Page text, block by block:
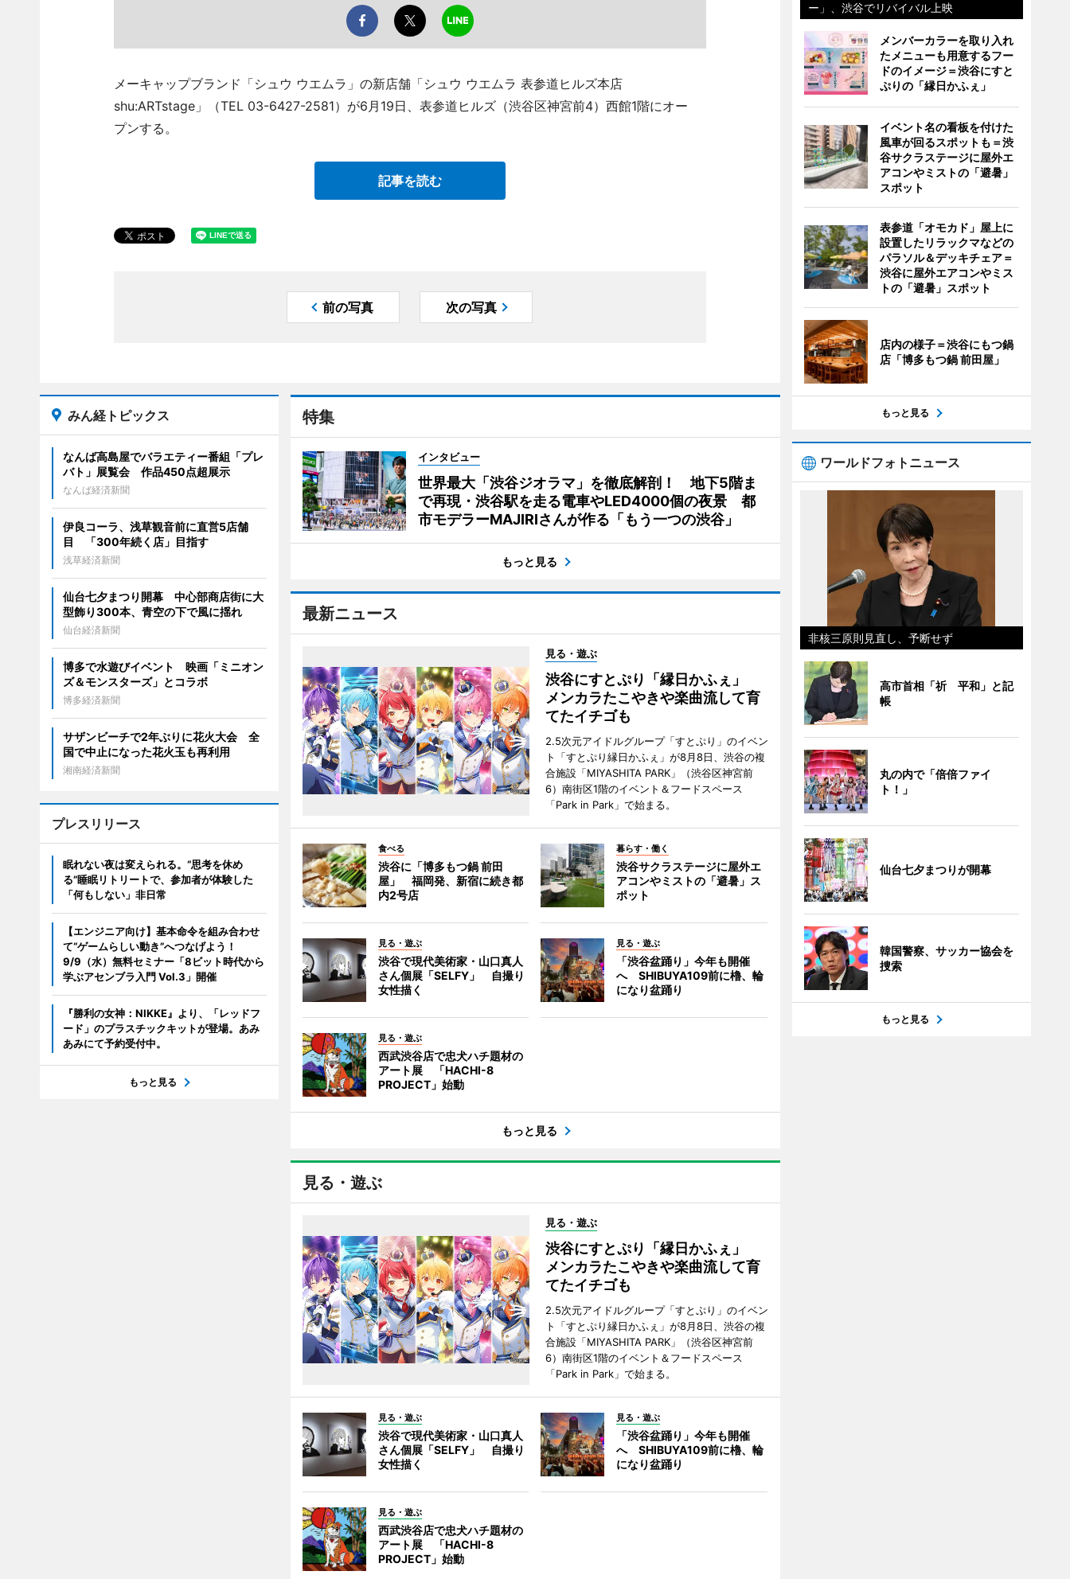
メーキャップブランド「シュウ ウエムラ」の新店舗「シュウ ウエムラ 表参道ヒルズ本店
shu:ARTstage」（TEL 03-6427-2581）が6月19日、表参道ヒルズ（渋谷区神宮前4）西館1階にオー
プンする。
記事を読む
前の写真 次の写真
特集
インタビュー
世界最大「渋谷ジオラマ」を徹底解剖！ 地下5階ま
で再現・渋谷駅を走る電車やLED4000個の夜景 都
市モデラーMAJIRIさんが作る「もう一つの渋谷」
もっと見る
最新ニュース
見る・遊ぶ
渋谷にすとぷり「縁日かふぇ」
メンカラたこやきや楽曲流して育
てたイチゴも
2.5次元アイドルグループ「すとぷり」のイベン
ト「すとぷり縁日かふぇ」が8月8日、渋谷の複
合施設「MIYASHITA PARK」（渋谷区神宮前
6）南街区1階のイベント＆フードスペース
「Park in Park」で始まる。
食べる
渋谷に「博多もつ鍋 前田
屋」 福岡発、新宿に続き都
内2号店
暮らす・働く
渋谷サクラステージに屋外エ
アコンやミストの「避暑」ス
ポット
見る・遊ぶ
渋谷で現代美術家・山口真人
さん個展「SELFY」 自撮り
女性描く
見る・遊ぶ
「渋谷盆踊り」今年も開催
へ SHIBUYA109前に櫓、輪
になり盆踊り
見る・遊ぶ
西武渋谷店で忠犬ハチ題材の
アート展 「HACHI-8
PROJECT」始動
もっと見る
見る・遊ぶ
見る・遊ぶ
渋谷にすとぷり「縁日かふぇ」
メンカラたこやきや楽曲流して育
てたイチゴも
2.5次元アイドルグループ「すとぷり」のイベン
ト「すとぷり縁日かふぇ」が8月8日、渋谷の複
合施設「MIYASHITA PARK」（渋谷区神宮前
6）南街区1階のイベント＆フードスペース
「Park in Park」で始まる。
見る・遊ぶ
渋谷で現代美術家・山口真人
さん個展「SELFY」 自撮り
女性描く
見る・遊ぶ
「渋谷盆踊り」今年も開催
へ SHIBUYA109前に櫓、輪
になり盆踊り
見る・遊ぶ
西武渋谷店で忠犬ハチ題材の
アート展 「HACHI-8
PROJECT」始動
みん経トピックス
なんば高島屋でバラエティー番組「プレ
バト」展覧会 作品450点超展示
なんば経済新聞
伊良コーラ、浅草観音前に直営5店舗
目 「300年続く店」目指す
浅草経済新聞
仙台七夕まつり開幕 中心部商店街に大
型飾り300本、青空の下で風に揺れ
仙台経済新聞
博多で水遊びイベント 映画「ミニオン
ズ＆モンスターズ」とコラボ
博多経済新聞
サザンビーチで2年ぶりに花火大会 全
国で中止になった花火玉も再利用
湘南経済新聞
プレスリリース
眠れない夜は変えられる。“思考を休め
る”睡眠リトリートで、参加者が体験した
「何もしない」非日常
【エンジニア向け】基本命令を組み合わせ
て“ゲームらしい動き”へつなげよう！
9/9（水）無料セミナー「8ビット時代から
学ぶアセンブラ入門 Vol.3」開催
『勝利の女神：NIKKE』より、「レッドフ
ード」のプラスチックキットが登場。あみ
あみにて予約受付中。
もっと見る
ー」、渋谷でリバイバル上映
メンバーカラーを取り入れ
たメニューも用意するフー
ドのイメージ＝渋谷にすと
ぷりの「縁日かふぇ」
イベント名の看板を付けた
風車が回るスポットも＝渋
谷サクラステージに屋外エ
アコンやミストの「避暑」
スポット
表参道「オモカド」屋上に
設置したリラックマなどの
パラソル＆デッキチェア＝
渋谷に屋外エアコンやミス
トの「避暑」スポット
店内の様子＝渋谷にもつ鍋
店「博多もつ鍋 前田屋」
もっと見る
ワールドフォトニュース
非核三原則見直し、予断せず
高市首相「祈 平和」と記
帳
丸の内で「倍倍ファイ
ト！」
仙台七夕まつりが開幕
韓国警察、サッカー協会を
捜索
もっと見る